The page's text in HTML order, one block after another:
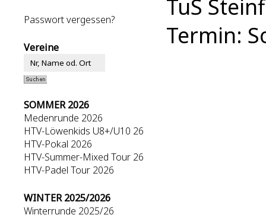
Passwort vergessen?
Vereine
SOMMER 2026
Medenrunde 2026
HTV-Löwenkids U8+/U10 26
HTV-Pokal 2026
HTV-Summer-Mixed Tour 26
HTV-Padel Tour 2026
WINTER 2025/2026
Winterrunde 2025/26
TuS
Termin: